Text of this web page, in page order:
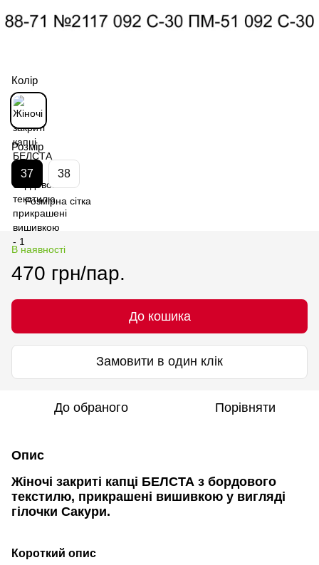
Колір
Розмір
37 38
Розмірна сітка
В наявності
470 грн/пар.
До кошика
Замовити в один клік
До обраного Порівняти
Опис
Жіночі закриті капці БЕЛСТА з бордового
текстилю, прикрашені вишивкою у вигляді
гілочки Сакури.
Короткий опис